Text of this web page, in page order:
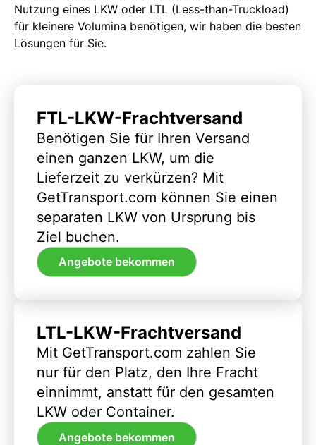
Nutzung eines LKW oder LTL (Less-than-Truckload)
für kleinere Volumina benötigen, wir haben die besten
Lösungen für Sie.
FTL-LKW-Frachtversand
Benötigen Sie für Ihren Versand
einen ganzen LKW, um die
Lieferzeit zu verkürzen? Mit
GetTransport.com können Sie einen
separaten LKW von Ursprung bis
Ziel buchen.
Angebote bekommen
LTL-LKW-Frachtversand
Mit GetTransport.com zahlen Sie
nur für den Platz, den Ihre Fracht
einnimmt, anstatt für den gesamten
LKW oder Container.
Angebote bekommen